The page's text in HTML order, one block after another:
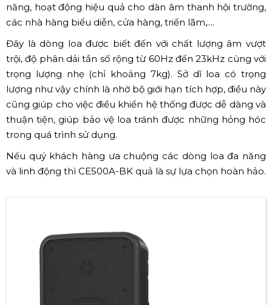
năng, hoạt động hiệu quả cho dàn âm thanh hội trường,
các nhà hàng biểu diễn, cửa hàng, triển lãm,....
Đây là dòng loa được biết đến với chất lượng âm vượt
trội, độ phân dải tần số rộng từ 60Hz đến 23kHz cùng với
trọng lượng nhẹ (chỉ khoảng 7kg). Sở dĩ loa có trọng
lượng như vậy chính là nhờ bộ giới hạn tích hợp, điều này
cũng giúp cho việc điều khiển hệ thống được dễ dàng và
thuận tiện, giúp bảo vệ loa tránh được những hỏng hóc
trong quá trình sử dụng.
Nếu quý khách hàng ưa chuộng các dòng loa đa năng
và linh động thì CE500A-BK quả là sự lựa chọn hoàn hảo.